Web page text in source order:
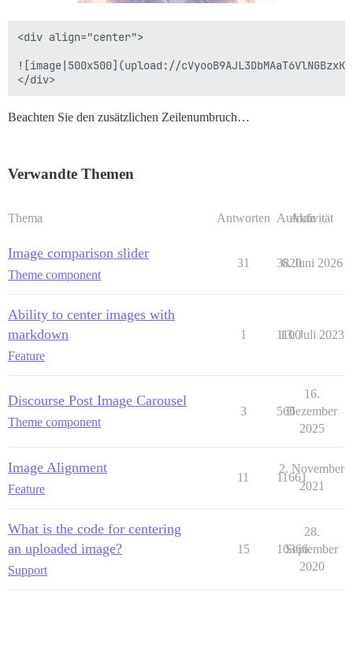
<div align="center">
![image|500x500](upload://
Beachten Sie den zusätzlichen Zeilenumbruch…
Verwandte Themen
Thema Antworten Aufrufe
Aktivität
Image comparison slider
Theme component
31 3820
6. Juni 2026
Ability to center images with
markdown
Feature
1 1100
13. Juli 2023
Discourse Post Image Carousel
Theme component
3 566
16.
Dezember
2025
Image Alignment
Feature
11 11661
2. November
2021
What is the code for centering
an uploaded image?
Support
15 10366
28.
September
2020